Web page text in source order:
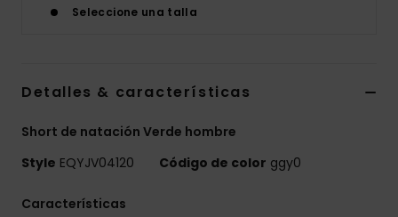
Seleccione una talla
Detalles & características
Short de natación Verde hombre
Style EQYJV04120 Código de color ggy0
Características